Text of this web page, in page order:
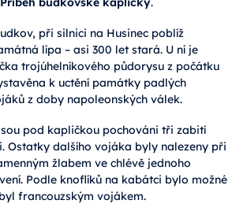
při silnici na Husinec poblíž
lípa – asi 300 let stará. U ní je
trojúhelníkového půdorysu z počátku
k uctění památky padlých
z doby napoleonských válek.
pod kapličkou pochováni tři zabití
Ostatky dalšího vojáka byly nalezeny při
žlabem ve chlévě jednoho
Podle knoflíků na kabátci bylo možné
francouzským vojákem.